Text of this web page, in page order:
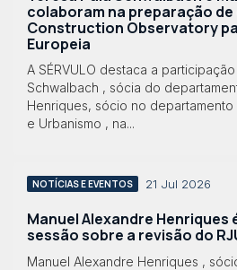
colaboram na preparação de
Construction Observatory
Europeia
A SÉRVULO destaca a
Schwalbach , sócia do
Henriques, sócio no departamento
e Urbanismo , na...
NOTÍCIAS E EVENTOS 21 Jul 2026
Manuel Alexandre Henriques
sessão sobre a revisão do
Manuel Alexandre Henriques ,